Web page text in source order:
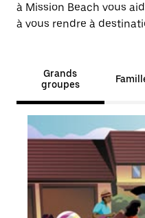
à Mission Beach vous
à vous rendre à
Grands
groupes